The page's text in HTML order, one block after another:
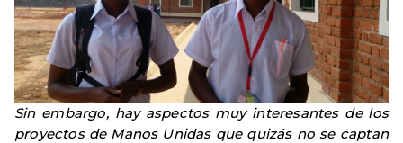
Sin embargo, hay aspectos muy interesantes de los
proyectos de Manos Unidas que quizás no se captan